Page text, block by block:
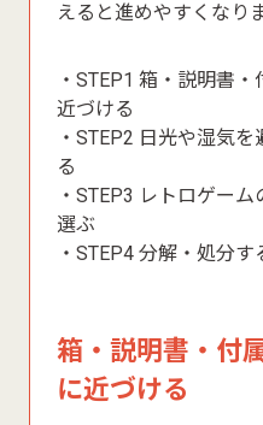
えると進めやすくなりま
・STEP1 箱・説明書
近づける
・STEP2 日光や湿気
る
・STEP3 レトロゲー
選ぶ
・STEP4 分解・処分
箱・説明書・付
に近づける